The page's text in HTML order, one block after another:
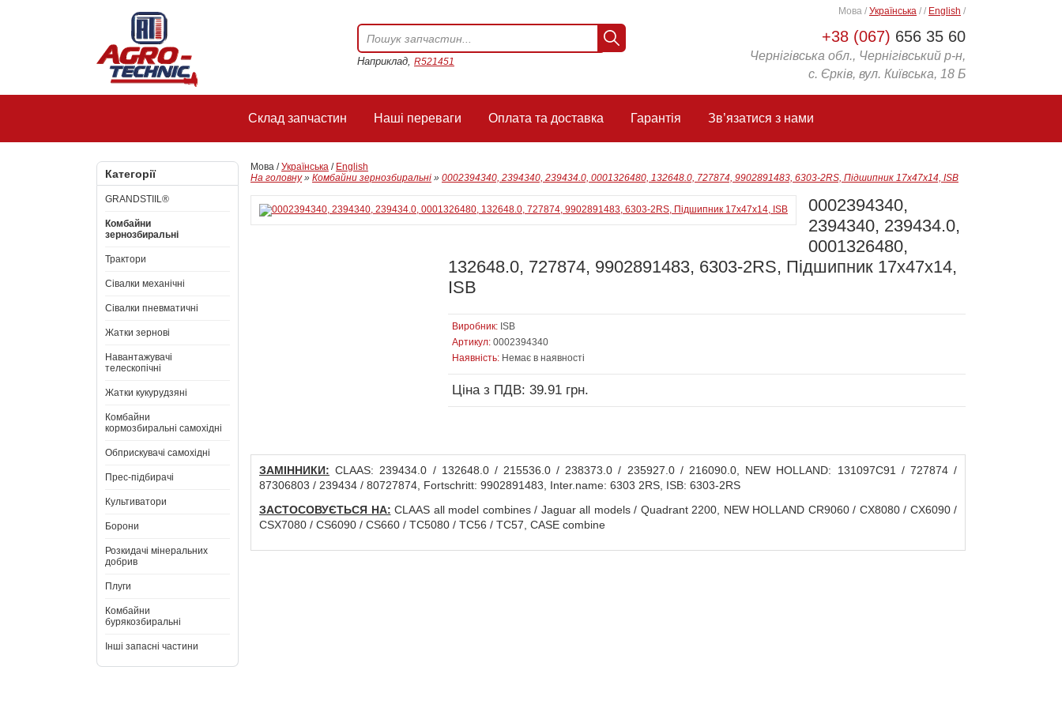
+38 (067) 656 35 60
Чернігівська обл., Чернігівський р-н,
с. Єрків, вул. Київська, 18 Б
Мова / Українська / / English /
Наприклад, R521451
Склад запчастин Наші переваги Оплата та доставка Гарантія Зв’язатися з нами
Категорії
GRANDSTIIL®
Комбайни
зернозбиральні
Трактори
Сівалки механічні
Сівалки пневматичні
Жатки зернові
Навантажувачі
телескопічні
Жатки кукурудзяні
Комбайни
кормозбиральні самохідні
Обприскувачі самохідні
Прес-підбирачі
Культиватори
Борони
Розкидачі мінеральних
добрив
Плуги
Комбайни
бурякозбиральні
Інші запасні частини
Мова /Українська / English
На головну» Комбайни зернозбиральні » 0002394340, 2394340, 239434.0, 0001326480, 132648.0, 727874, 9902891483, 6303-2RS, Підшипник 17x47x14, ISB
0002394340,
2394340, 239434.0,
0001326480,
132648.0, 727874, 9902891483, 6303-2RS, Підшипник 17x47x14,
ISB
Виробник: ISB
Артикул: 0002394340
Наявність: Немає в наявності
Ціна з ПДВ: 39.91 грн.
ЗАМІННИКИ: CLAAS: 239434.0 / 132648.0 / 215536.0 / 238373.0 / 235927.0 / 216090.0, NEW HOLLAND: 131097C91 / 727874 /
87306803 / 239434 / 80727874, Fortschritt: 9902891483, Inter.name: 6303 2RS, ISB: 6303-2RS
ЗАСТОСОВУЄТЬСЯ НА: CLAAS all model combines / Jaguar all models / Quadrant 2200, NEW HOLLAND CR9060 / CX8080 / CX6090 /
CSX7080 / CS6090 / CS660 / TC5080 / TC56 / TC57, CASE combine